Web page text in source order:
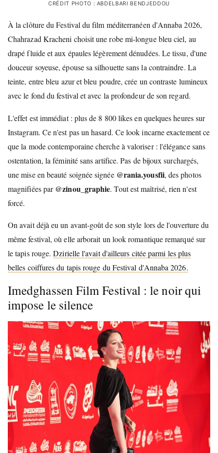
CRÉDIT PHOTO : ABDELBARI BENDJEDDOU
À la clôture du Festival du film méditerranéen d'Annaba 2026,
Chahrazad Kracheni choisit une robe mi-longue bleu ciel, au
drapé fluide et aux épaules légèrement dénudées. Le tissu, d'une
douceur soyeuse, épouse sa silhouette sans la contraindre. La
teinte, entre bleu azur et bleu poudre, crée un contraste lumineux
avec le fond du festival et avec la profondeur de son regard.
L'effet est immédiat : plus de 8 800 likes en quelques heures sur
Instagram. Ce n'est pas un hasard. Ce look incarne exactement ce
que la mode contemporaine cherche à valoriser : l'élégance sans
ostentation, la féminité sans artifice. Pas de bijoux surchargés,
une mise en beauté soignée signée @rania.yousfii, des photos
magnifiées par@zinou_graphie. Tout est maîtrisé, rien n'est
forcé.
On avait déjà eu un avant-goût de son style lors de l'ouverture du
même festival, où elle arborait un look romantique remarqué sur
le tapis rouge.Dzirielle l'avait d'ailleurs citée parmi les plus
belles coiffures du tapis rouge du Festival d'Annaba 2026.
Imedghassen Film Festival : le noir qui
impose le silence